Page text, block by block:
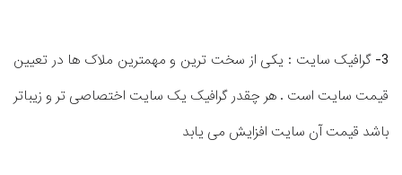
3- گرافیک سایت : یکی از سخت ترین و مهمترین ملاک ها در تعیین
قیمت سایت است . هر چقدر گرافیک یک سایت اختصاصی تر و زیباتر
باشد قیمت آن سایت افزایش می یابد